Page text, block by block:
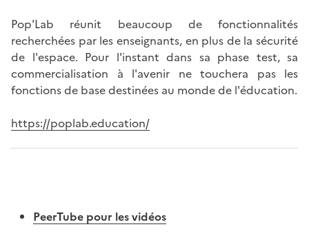
Pop'Lab réunit beaucoup de fonctionnalités
recherchées par les enseignants, en plus de la sécurité
de l'espace. Pour l'instant dans sa phase test, sa
commercialisation à l'avenir ne touchera pas les
fonctions de base destinées au monde de l'éducation.
https://poplab.education/
PeerTube pour les vidéos